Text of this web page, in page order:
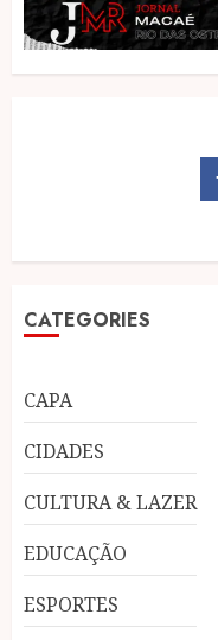
CATEGORIES
CAPA
CIDADES
CULTURA & LAZER
EDUCAÇÃO
ESPORTES